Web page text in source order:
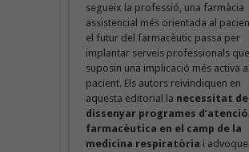
segueix la professió, una farmàcia
assistencial més orientada al
el futur del farmacèutic passa per
implantar serveis professionals que
suposin una implicació més activa
pacient. Els autors reivindiquen en
aquesta editorial la necessitat de
dissenyar programes d’atenció
farmacèutica en el camp de la
medicina respiratòria i